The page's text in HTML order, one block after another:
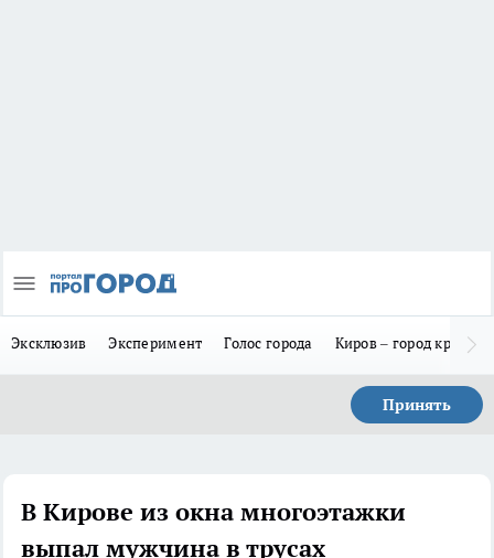
Эксклюзив Эксперимент Голос города Киров – город
Принять
В Кирове из окна многоэтажки
выпал мужчина в трусах